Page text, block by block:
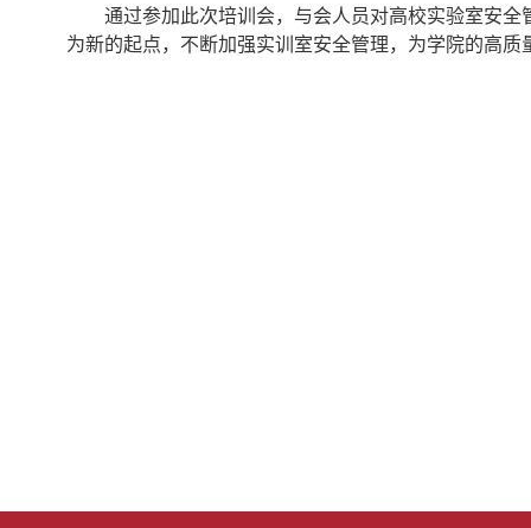
通过参加此次培训会，与会人员对高校实验室安
为新的起点，不断加强实训室安全管理，为学院的高质